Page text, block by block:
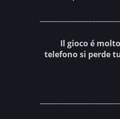
Il gioco é
telefono si perde